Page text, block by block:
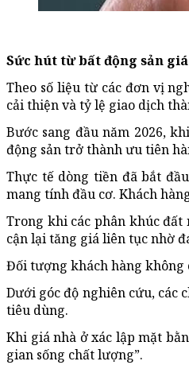
Sức hút từ bất động sản
Theo số liệu từ các đơn vị
cải thiện và tỷ lệ giao dịch
Bước sang đầu năm 2026,
động sản trở thành ưu tiên
Thực tế dòng tiền đã bắt
mang tính đầu cơ. Khách
Trong khi các phân khúc
cận lại tăng giá liên tục nhờ
Đối tượng khách hàng không
Dưới góc độ nghiên cứu, các
tiêu dùng.
Khi giá nhà ở xác lập mặt
gian sống chất lượng”.